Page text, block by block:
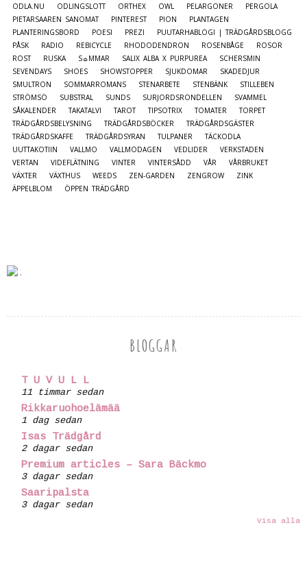
ODLA.NU
ODLINGSLOTT ORTHEX OWL PELARGONER
PERGOLA
PIETARSAAREN SANOMAT
PINTEREST PION
PLANTAGEN
PLANTERINGSBORD
POESI PREZI
PUUTARHABLOGI | TRÄDGÅRDSBLOGG
PÅSK
RADIO REBICYCLE RHODODENDRON ROSENBÅGE
ROSOR
ROST
RUSKA S☼MMAR SALIX ALBA X PURPUREA
SCHERSMIN
SEVENDAYS
SHOES SHOWSTOPPER SJUKDOMAR
SKADEDJUR
SMULTRON
SOMMARROMANS STENARBETE STENBÄNK
STILLEBEN
STRÖMSÖ
SUBSTRAL SUNDS SURJORDSRONDELLEN
SVAMMEL
SÅKALENDER
TAKATALVI TAROT TIPSOTRIX TOMATER
TORPET
TRÄDGÅRDSBELYSNING
TRÄDGÅRDSBÖCKER
TRÄDGÅRDSGÄSTER
TRÄDGÅRDSKAFFE
TRÄDGÅRDSYRAN TULPANER
TÄCKODLA
UUTTAKOTIIN
VALLMO VALLMODAGEN VEDLIDER
VERKSTADEN
VERTAN
VIDEFLÄTNING VINTER VINTERSÅDD VÅR
VÅRBRUKET
VÄXTER
VÄXTHUS WEEDS ZEN-GARDEN ZENGROW
ZINK
ÄPPELBLOM
ÖPPEN TRÄDGÅRD
BLOGGAR
T U V U L L
11 timmar sedan
Rikkaruohoelämää
1 dag sedan
Isas Trädgård
2 dagar sedan
Premium articles – Sara Bäckmo
3 dagar sedan
Saaripalsta
3 dagar sedan
Visa alla